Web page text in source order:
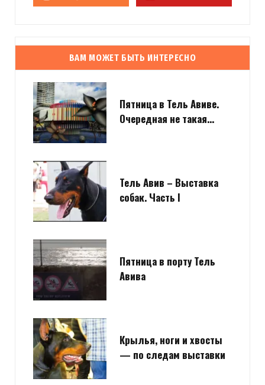
ВАМ МОЖЕТ БЫТЬ ИНТЕРЕСНО
Пятница в Тель Авиве.
Очередная не такая…
Тель Авив – Выставка
собак. Часть I
Пятница в порту Тель
Авива
Крылья, ноги и хвосты
— по следам выставки